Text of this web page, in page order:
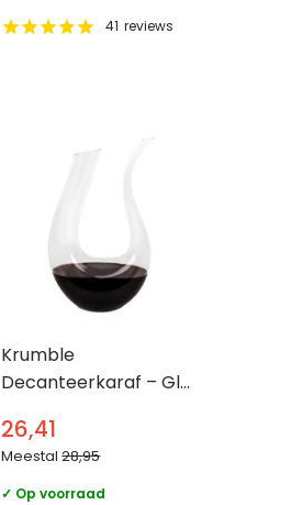
41 reviews
Krumble
Decanteerkaraf – Glas
26,41
Meestal28,95
✓ Op voorraad